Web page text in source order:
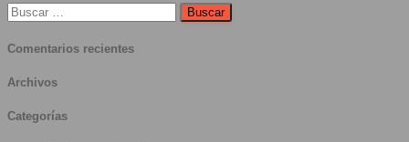
Buscar:
Comentarios recientes
Archivos
Categorías